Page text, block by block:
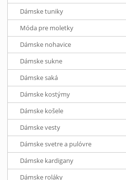
Dámske tuniky
Móda pre moletky
Dámske nohavice
Dámske sukne
Dámske saká
Dámske kostýmy
Dámske košele
Dámske vesty
Dámske svetre a pulóvre
Dámske kardigany
Dámske roláky